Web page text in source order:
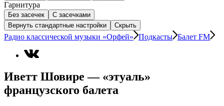
Гарнитура
Без засечек
С засечками
Вернуть стандартные настройки
Скрыть
Радио классической музыки «Орфей» Подкасты Балет FM
Иветт Шовире — «этуаль»
французского балета